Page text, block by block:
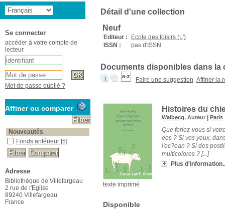
Détail d'une collection
Neuf
Editeur :
Ecole des loisirs (L')
ISSN :
pas d'ISSN
Documents disponibles dans la
Faire une suggestion Affiner la
texte imprimé
Histoires du
Walbecq, Auteur |Paris
Que feriez-vous si
ees ? Si vos yeux,
l'oc?ean ? Si des
multicolores ? [...]
Plus
Disponible
Se connecter
accéder à votre compte de
lecteur
Mot de passe oublié ?
Affiner ou comparer
Nouveautés
Fonds antérieur [5]
Adresse
Bibliothèque de Villefargeau
2 rue de l'Eglise
89240 Villefargeau
France